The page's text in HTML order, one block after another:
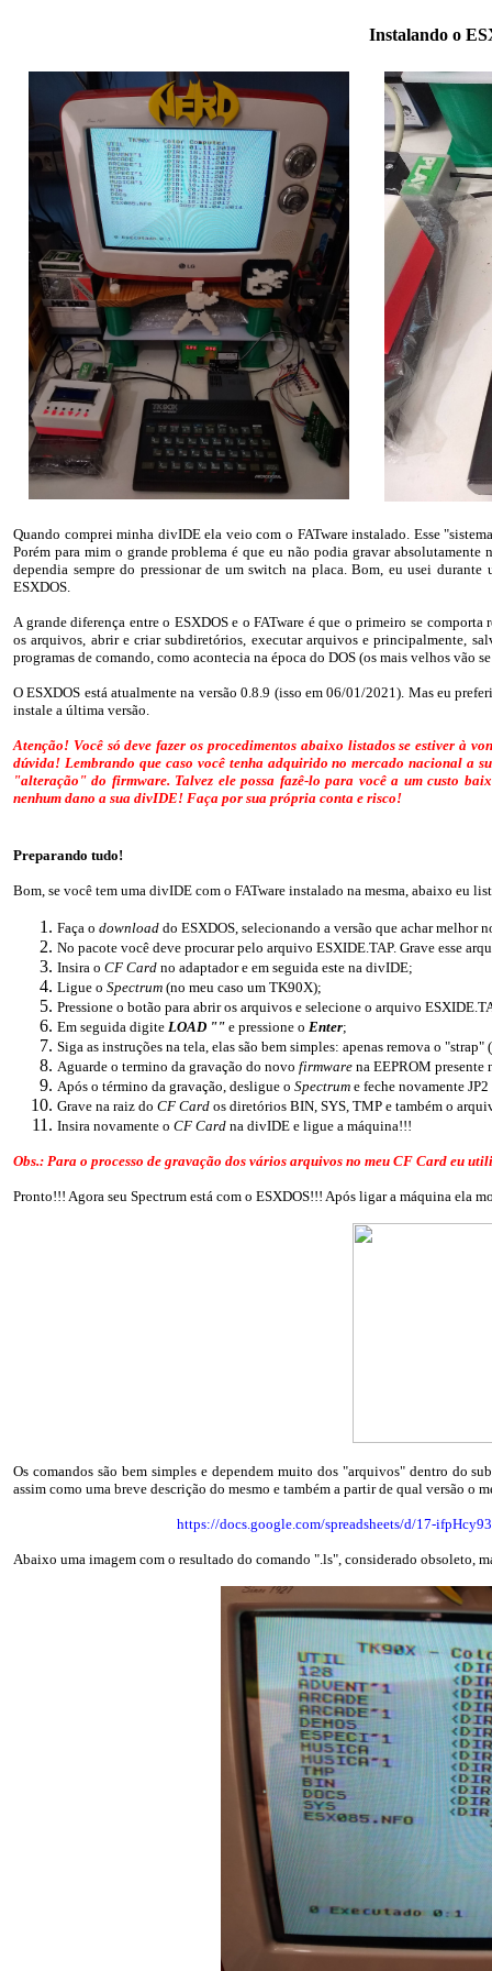
Instalando o
Quando comprei minha divIDE ela veio com o FATware instalado. Esse
Porém para mim o grande problema é que eu não podia gravar
dependia sempre do pressionar de um switch na placa. Bom, eu usei
ESXDOS.
A grande diferença entre o ESXDOS e o FATware é que o primeiro se
os arquivos, abrir e criar subdiretórios, executar arquivos e principalmente,
programas de comando, como acontecia na época do DOS (os mais velhos vão
O ESXDOS está atualmente na versão 0.8.9 (isso em 06/01/2021). Mas eu
instale a última versão.
Atenção! Você só deve fazer os procedimentos abaixo listados se estiver à
dúvida! Lembrando que caso você tenha adquirido no mercado nacional a
"alteração" do firmware. Talvez ele possa fazê-lo para você a um custo
nenhum dano a sua divIDE! Faça por sua própria conta e risco!
Preparando tudo!
Bom, se você tem uma divIDE com o FATware instalado na mesma, abaixo eu
Faça o download do ESXDOS, selecionando a versão que achar melhor
No pacote você deve procurar pelo arquivo ESXIDE.TAP. Grave esse
Insira o CF Card no adaptador e em seguida este na divIDE;
Ligue o Spectrum (no meu caso um TK90X);
Pressione o botão para abrir os arquivos e selecione o arquivo
Em seguida digite LOAD "" e pressione o Enter;
Siga as instruções na tela, elas são bem simples: apenas remova o
Aguarde o termino da gravação do novo firmware na EEPROM presente
Após o término da gravação, desligue o Spectrum e feche novamente
Grave na raiz do CF Card os diretórios BIN, SYS, TMP e também o
Insira novamente o CF Card na divIDE e ligue a máquina!!!
Obs.: Para o processo de gravação dos vários arquivos no meu CF Card eu
Pronto!!! Agora seu Spectrum está com o ESXDOS!!! Após ligar a máquina ela
Os comandos são bem simples e dependem muito dos "arquivos" dentro do
assim como uma breve descrição do mesmo e também a partir de qual versão o
https://docs.google.com/spreadsheets/d/17-
Abaixo uma imagem com o resultado do comando ".ls", considerado obsoleto,